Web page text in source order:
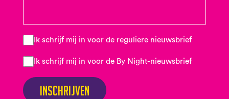
Ik schrijf mij in voor de reguliere nieuwsbrief
Ik schrijf mij in voor de By Night-nieuwsbrief
Inschrijven